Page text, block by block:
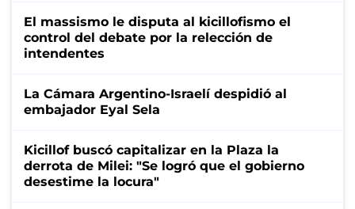
El massismo le disputa al kicillofismo el
control del debate por la relección de
intendentes
La Cámara Argentino-Israelí despidió al
embajador Eyal Sela
Kicillof buscó capitalizar en la Plaza la
derrota de Milei: "Se logró que el gobierno
desestime la locura"